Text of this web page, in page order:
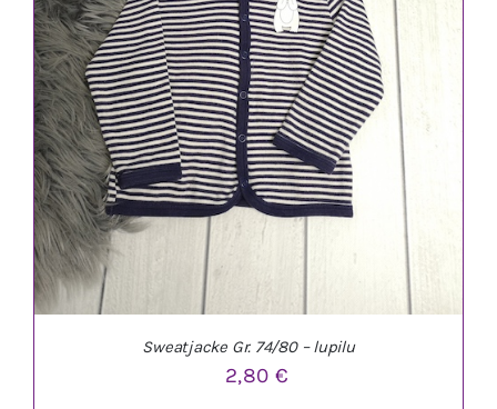
Sweatjacke Gr. 74/80 – lupilu
2,80 €